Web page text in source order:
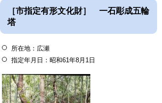
［市指定有形文化財］ 一石彫成五輪
塔
所在地：広瀬
指定年月日：昭和61年8月1日